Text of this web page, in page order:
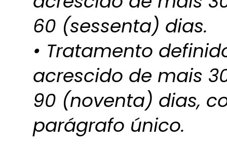
60 (sessenta) dias.
• Tratamento
acrescido de mais
90 (noventa) dias,
parágrafo único.